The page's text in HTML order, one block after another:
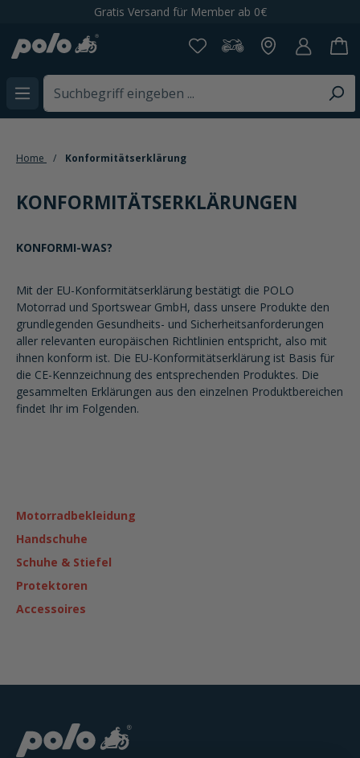
Gratis Versand für Member ab 0€
Home Konformitätserklärung
KONFORMITÄTSERKLÄRUNGEN
KONFORMI-WAS?
Mit der EU-Konformitätserklärung bestätigt die POLO
Motorrad und Sportswear GmbH, dass unsere Produkte den
grundlegenden Gesundheits- und Sicherheitsanforderungen
aller relevanten europäischen Richtlinien entspricht, also mit
ihnen konform ist. Die EU-Konformitätserklärung ist Basis für
die CE-Kennzeichnung des entsprechenden Produktes. Die
gesammelten Erklärungen aus den einzelnen Produktbereichen
findet Ihr im Folgenden.
Motorradbekleidung
Handschuhe
Schuhe & Stiefel
Protektoren
Accessoires